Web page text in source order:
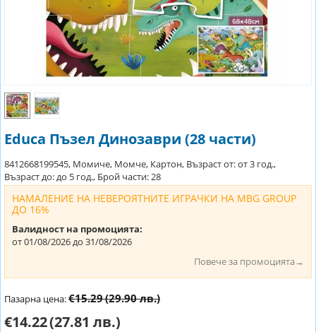
Educa Пъзел Динозаври (28 части)
8412668199545, Момиче, Момче, Картон, Възраст от: от 3 год.,
Възраст до: до 5 год., Брой части: 28
НАМАЛЕНИЕ НА НЕВЕРОЯТНИТЕ ИГРАЧКИ НА MBG GROUP
ДО 16%
Валидност на промоцията:
от 01/08/2026 до 31/08/2026
Повече за промоцията→
Пазарна цена:€15.29(29.90 лв.)
€14.22(27.81 лв.)